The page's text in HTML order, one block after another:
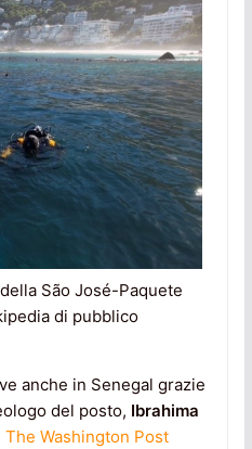
São José-Paquete
di pubblico
anche in Senegal grazie
del posto, Ibrahima
The Washington Post